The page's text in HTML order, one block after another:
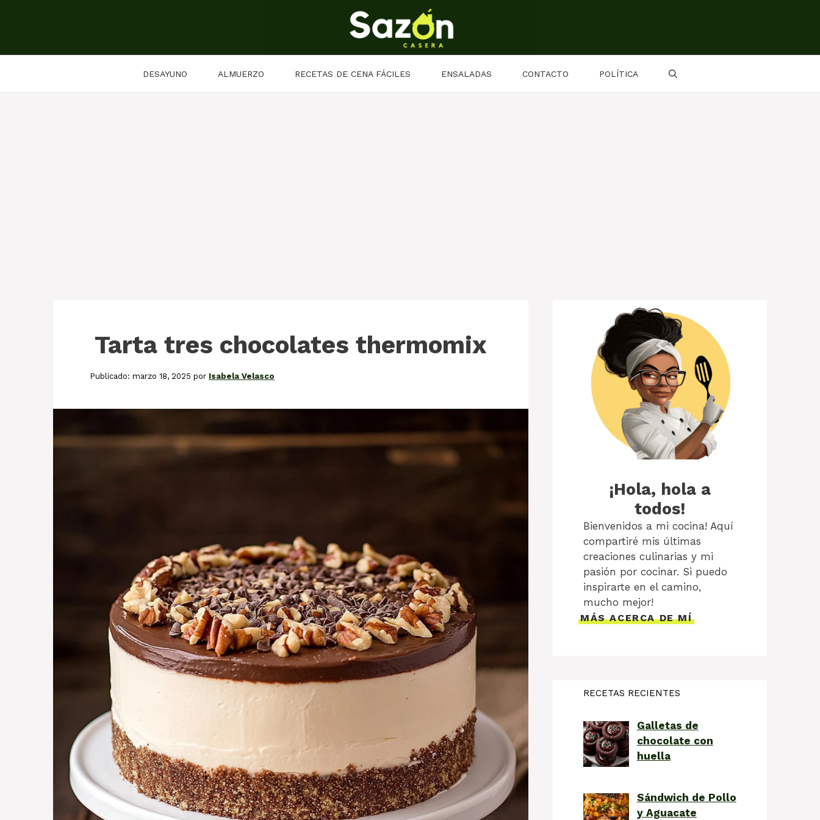
DESAYUNO ALMUERZO RECETAS DE CENA FÁCILES ENSALADAS CONTACTO POLÍTICA
Tarta tres chocolates thermomix
marzo 18, 2025 por Isabela Velasco
¡Hola, hola a
todos!
Bienvenidos a mi cocina! Aquí
compartiré mis últimas
creaciones culinarias y mi
pasión por cocinar. Si puedo
inspirarte en el camino,
mucho mejor!
MÁS ACERCA DE MÍ
RECETAS RECIENTES
Galletas de
chocolate con
huella
Sándwich de Pollo
y Aguacate